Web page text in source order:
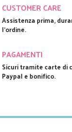
CUSTOMER CARE
Assistenza prima,
l'ordine.
PAGAMENTI
Sicuri tramite carte di
Paypal e bonifico.